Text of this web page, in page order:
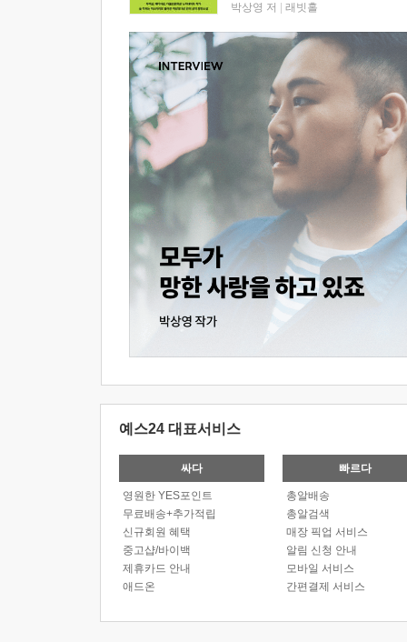
박상영 저 래빗홀
예스24 대표서비스
싸다
영원한 YES포인트
무료배송+추가적립
신규회원 혜택
중고샵/바이백
제휴카드 안내
애드온
빠르다
총알배송
총알검색
매장 픽업 서비스
알림 신청 안내
모바일 서비스
간편결제 서비스